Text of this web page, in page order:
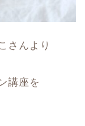
さんより
講座を